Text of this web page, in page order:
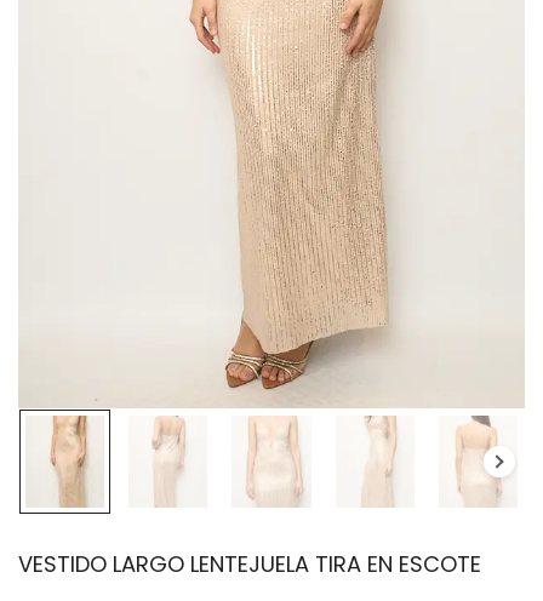
VESTIDO LARGO LENTEJUELA TIRA EN ESCOTE